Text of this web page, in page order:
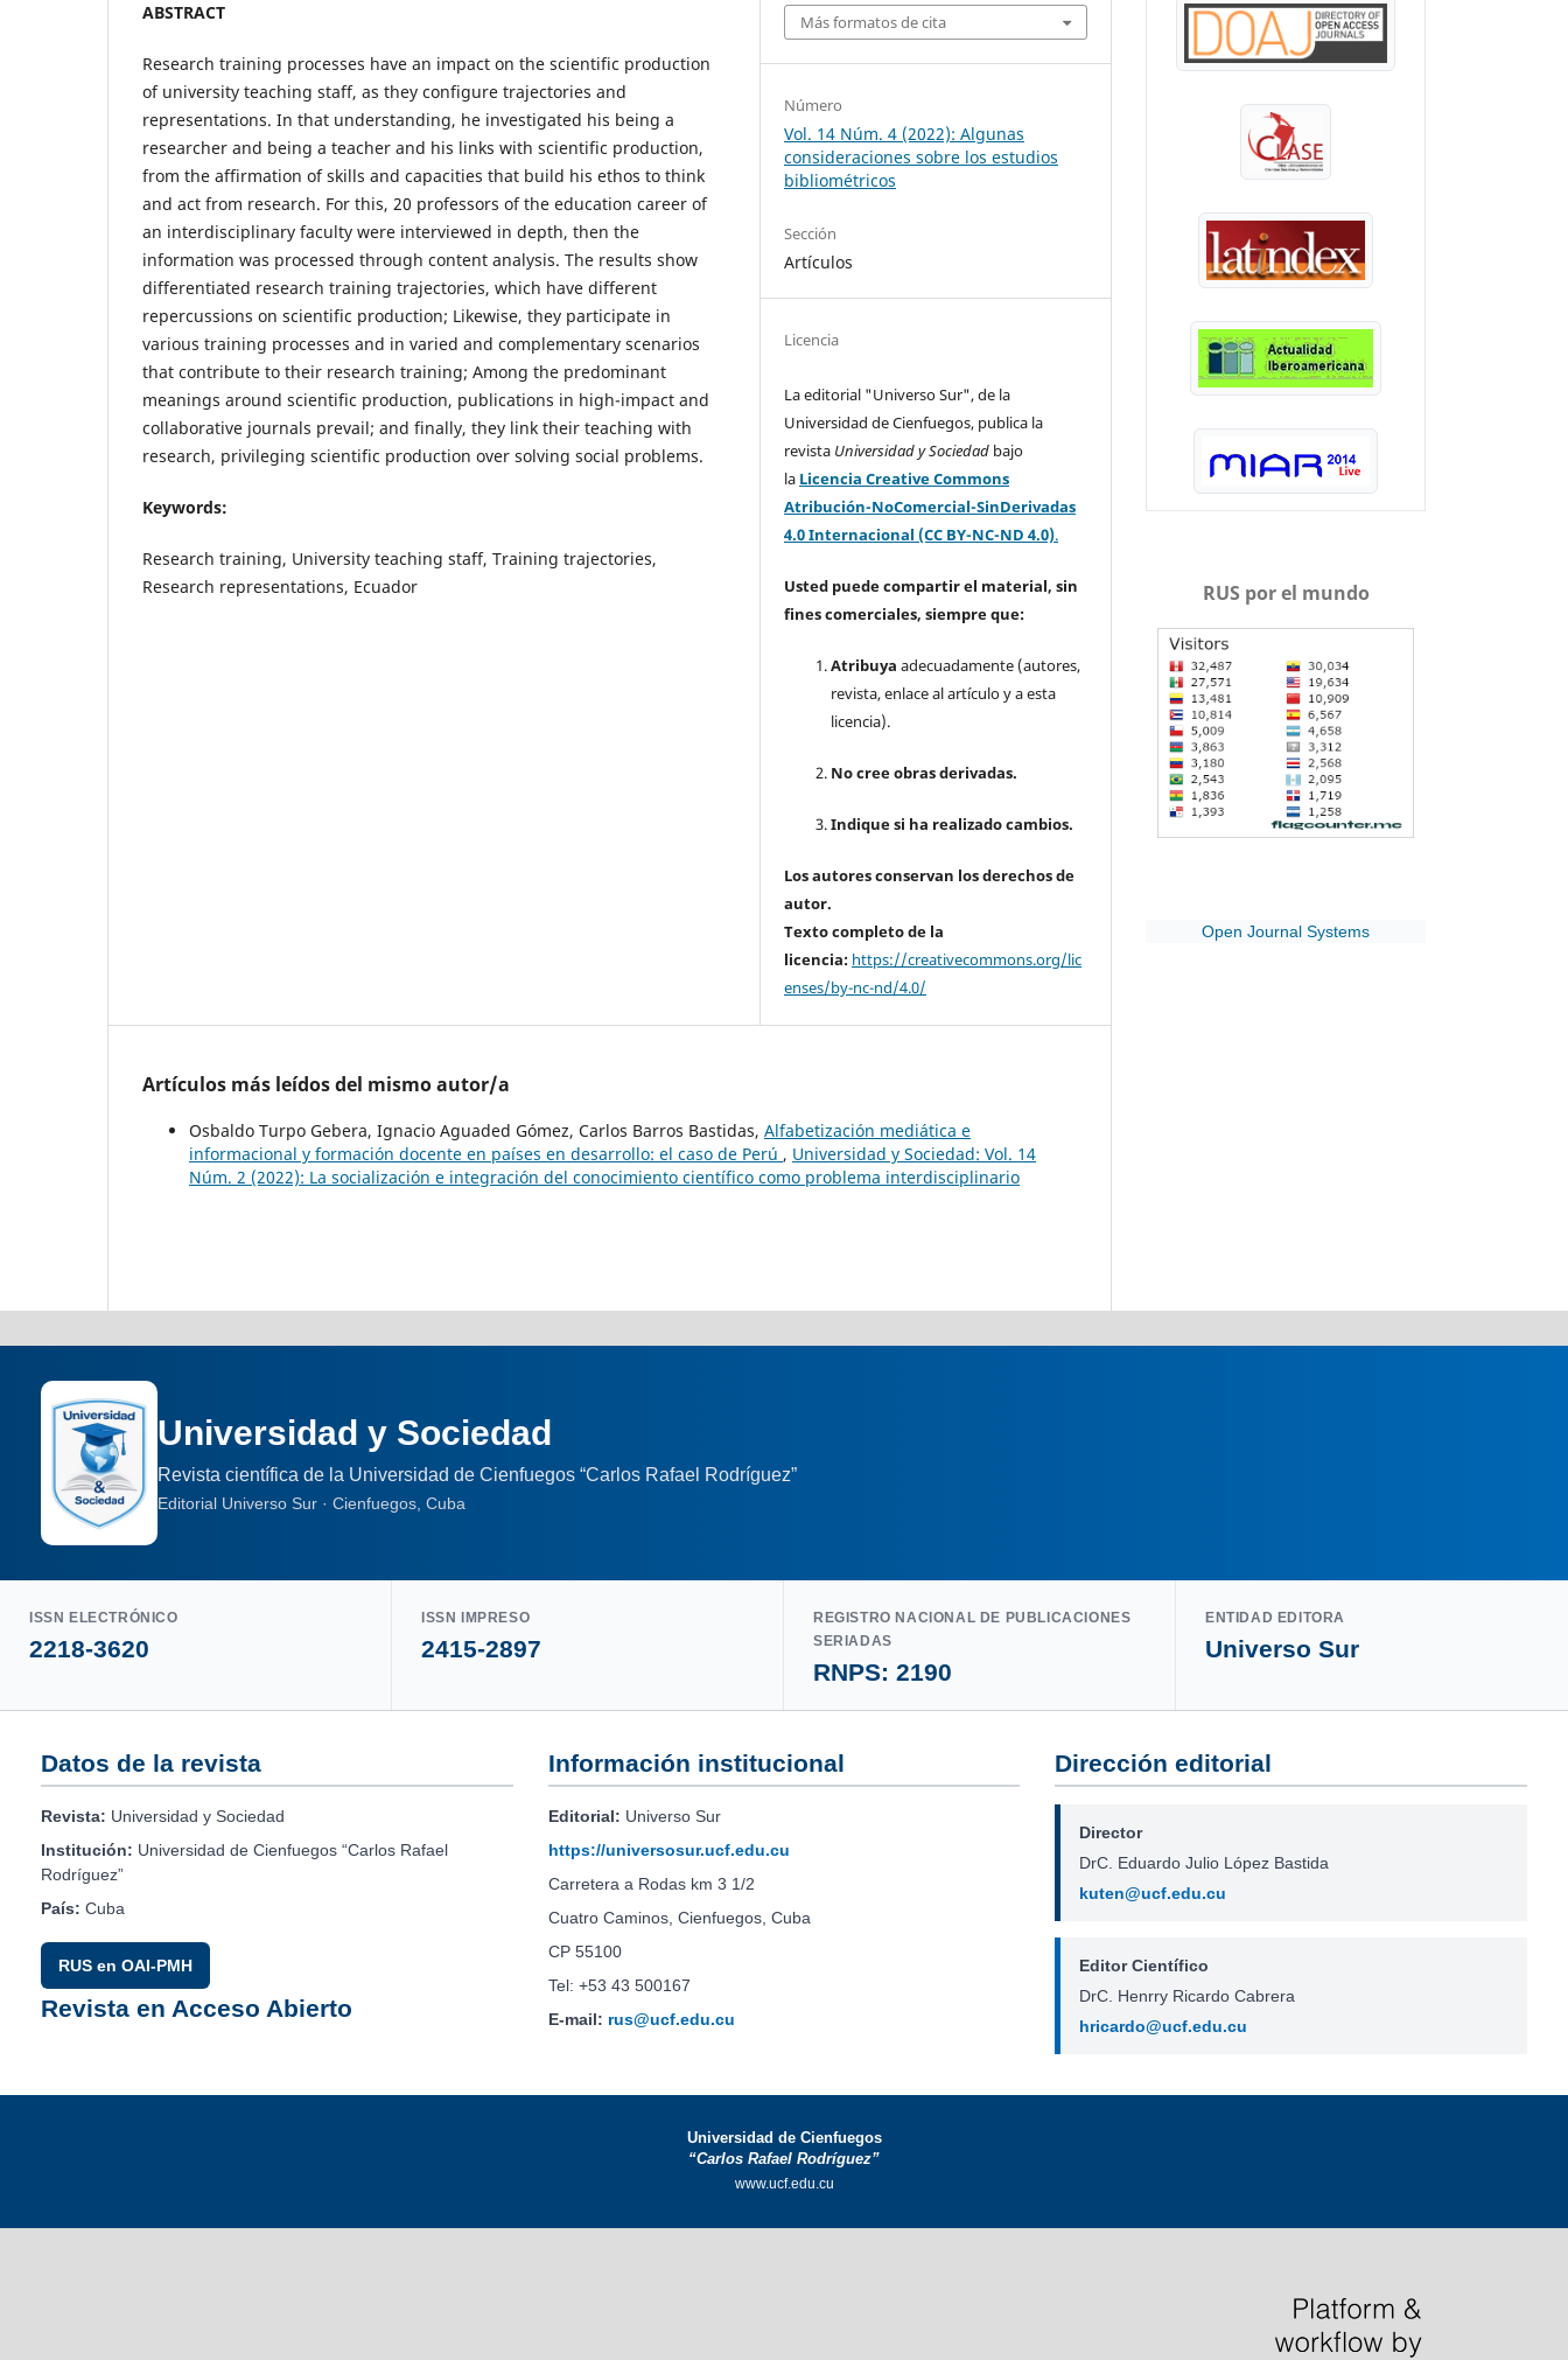
ABSTRACT
Research training processes have an impact on the scientific production
of university teaching staff, as they configure trajectories and
representations. In that understanding, he investigated his being a
researcher and being a teacher and his links with scientific production,
from the affirmation of skills and capacities that build his ethos to think
and act from research. For this, 20 professors of the education career of
an interdisciplinary faculty were interviewed in depth, then the
information was processed through content analysis. The results show
differentiated research training trajectories, which have different
repercussions on scientific production; Likewise, they participate in
various training processes and in varied and complementary scenarios
that contribute to their research training; Among the predominant
meanings around scientific production, publications in high-impact and
collaborative journals prevail; and finally, they link their teaching with
research, privileging scientific production over solving social problems.
Keywords:
Research training, University teaching staff, Training trajectories,
Research representations, Ecuador
Más formatos de cita
Número
Vol. 14 Núm. 4 (2022): Algunas
consideraciones sobre los estudios
bibliométricos
Sección
Artículos
Licencia
La editorial "Universo Sur", de la
Universidad de Cienfuegos, publica la
revista Universidad y Sociedad bajo
la Licencia Creative Commons
Atribución-NoComercial-SinDerivadas
4.0 Internacional (CC BY-NC-ND 4.0).
Usted puede compartir el material, sin
fines comerciales, siempre que:
Atribuya adecuadamente (autores,
revista, enlace al artículo y a esta
licencia).
No cree obras derivadas.
Indique si ha realizado cambios.
Los autores conservan los derechos de
autor.
Texto completo de la
licencia: https://creativecommons.org/lic
enses/by-nc-nd/4.0/
Artículos más leídos del mismo autor/a
Osbaldo Turpo Gebera, Ignacio Aguaded Gómez, Carlos Barros Bastidas, Alfabetización mediática e
informacional y formación docente en países en desarrollo: el caso de Perú , Universidad y Sociedad: Vol. 14
Núm. 2 (2022): La socialización e integración del conocimiento científico como problema interdisciplinario
RUS por el mundo
Open Journal Systems
Universidad y Sociedad
Revista científica de la Universidad de Cienfuegos “Carlos Rafael Rodríguez”
Editorial Universo Sur · Cienfuegos, Cuba
ISSN ELECTRÓNICO
2218-3620
ISSN IMPRESO
2415-2897
REGISTRO NACIONAL DE PUBLICACIONES
SERIADAS
RNPS: 2190
ENTIDAD EDITORA
Universo Sur
Datos de la revista
Revista: Universidad y Sociedad
Institución: Universidad de Cienfuegos “Carlos Rafael
Rodríguez”
País: Cuba
RUS en OAI-PMH
Revista en Acceso Abierto
Información institucional
Editorial: Universo Sur
https://universosur.ucf.edu.cu
Carretera a Rodas km 3 1/2
Cuatro Caminos, Cienfuegos, Cuba
CP 55100
Tel: +53 43 500167
E-mail: rus@ucf.edu.cu
Dirección editorial
Director
DrC. Eduardo Julio López Bastida
kuten@ucf.edu.cu
Editor Científico
DrC. Henrry Ricardo Cabrera
hricardo@ucf.edu.cu
Universidad de Cienfuegos
“Carlos Rafael Rodríguez”
www.ucf.edu.cu